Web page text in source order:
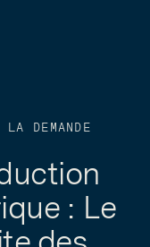
DEMANDE
: Le